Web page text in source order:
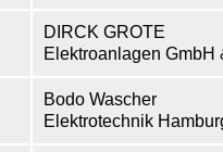
DIRCK GROTE
Elektroanlagen GmbH
Bodo Wascher
Elektrotechnik